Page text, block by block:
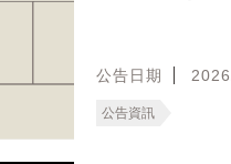
公告日期
公告資訊